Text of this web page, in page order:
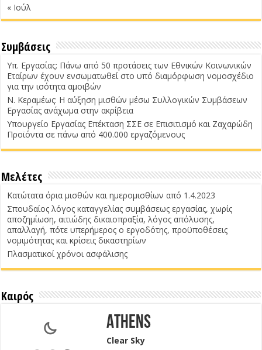
« Ιούλ
Συμβάσεις
Υπ. Εργασίας: Πάνω από 50 προτάσεις των Εθνικών Κοινωνικών
Εταίρων έχουν ενσωματωθεί στο υπό διαμόρφωση νομοσχέδιο
για την ισότητα αμοιβών
Ν. Κεραμέως: Η αύξηση μισθών μέσω Συλλογικών Συμβάσεων
Εργασίας ανάχωμα στην ακρίβεια
Υπουργείο Εργασίας Επέκταση ΣΣΕ σε Επισιτισμό και Ζαχαρώδη
Προϊόντα σε πάνω από 400.000 εργαζόμενους
Μελέτες
Κατώτατα όρια μισθών και ημερομισθίων από 1.4.2023
Σπουδαίος λόγος καταγγελίας συμβάσεως εργασίας, χωρίς
αποζημίωση, αιτιώδης δικαιοπραξία, λόγος απόλυσης,
απαλλαγή, πότε υπερήμερος ο εργοδότης, προϋποθέσεις
νομιμότητας και κρίσεις δικαστηρίων
Πλασματικοί χρόνοι ασφάλισης
Καιρός
Athens
Clear Sky